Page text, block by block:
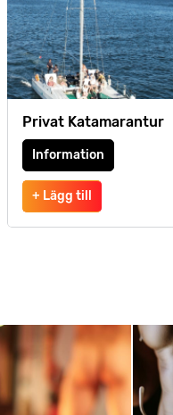
Privat Katamarantur
Information
+ Lägg till